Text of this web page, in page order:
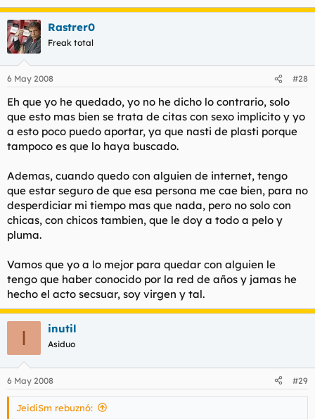
Rastrer0
Freak total
6 May 2008 #28
Eh que yo he quedado, yo no he dicho lo contrario, solo
que esto mas bien se trata de citas con sexo implicito y yo
a esto poco puedo aportar, ya que nasti de plasti porque
tampoco es que lo haya buscado.
Ademas, cuando quedo con alguien de internet, tengo
que estar seguro de que esa persona me cae bien, para no
desperdiciar mi tiempo mas que nada, pero no solo con
chicas, con chicos tambien, que le doy a todo a pelo y
pluma.
Vamos que yo a lo mejor para quedar con alguien le
tengo que haber conocido por la red de años y jamas he
hecho el acto secsuar, soy virgen y tal.
I inutil
Asiduo
6 May 2008 #29
JeidiSm rebuznó: